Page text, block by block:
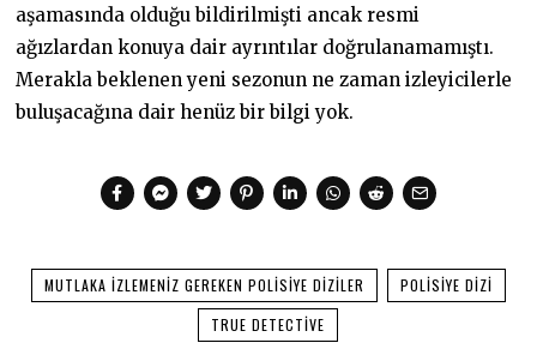
aşamasında olduğu bildirilmişti ancak resmi
ağızlardan konuya dair ayrıntılar doğrulanamamıştı.
Merakla beklenen yeni sezonun ne zaman izleyicilerle
buluşacağına dair henüz bir bilgi yok.
MUTLAKA IZLEMENIZ GEREKEN POLISIYE DIZILER
POLISIYE DIZI
TRUE DETECTIVE